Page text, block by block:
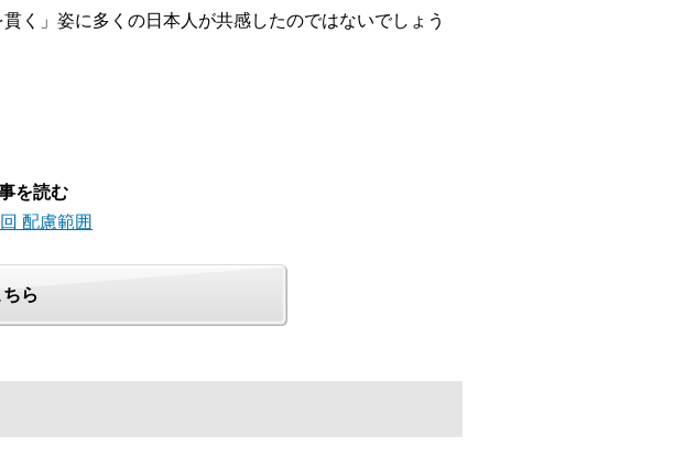
く」姿に多くの日本人が共感したのではないでしょう
を読む
配慮範囲
ら